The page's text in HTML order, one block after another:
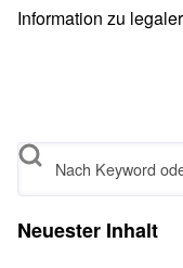
Information zu
Search
Neuester Inhalt